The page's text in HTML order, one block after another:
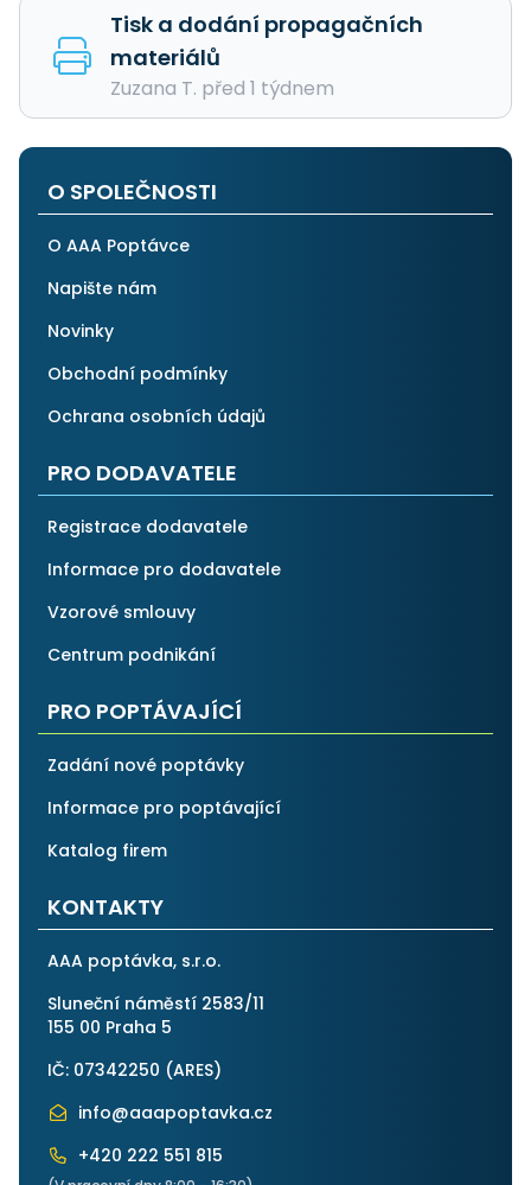
Tisk a dodání propagačních
materiálů
Zuzana T. před 1 týdnem
O SPOLEČNOSTI
O AAA Poptávce
Napište nám
Novinky
Obchodní podmínky
Ochrana osobních údajů
PRO DODAVATELE
Registrace dodavatele
Informace pro dodavatele
Vzorové smlouvy
Centrum podnikání
PRO POPTÁVAJÍCÍ
Zadání nové poptávky
Informace pro poptávající
Katalog firem
KONTAKTY
AAA poptávka, s.r.o.
Sluneční náměstí 2583/11
155 00 Praha 5
IČ: 07342250 (ARES)
info@aaapoptavka.cz
+420 222 551 815